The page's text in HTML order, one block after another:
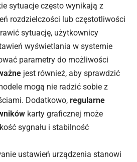
sytuacje często wynikają z
rozdzielczości lub częstotliwości
sytuację, użytkownicy
wyświetlania w systemie
parametry do możliwości
jest również, aby sprawdzić
mogą nie radzić sobie z
Dodatkowo, regularne
karty graficznej może
sygnału i stabilność
ustawień urządzenia stanowi